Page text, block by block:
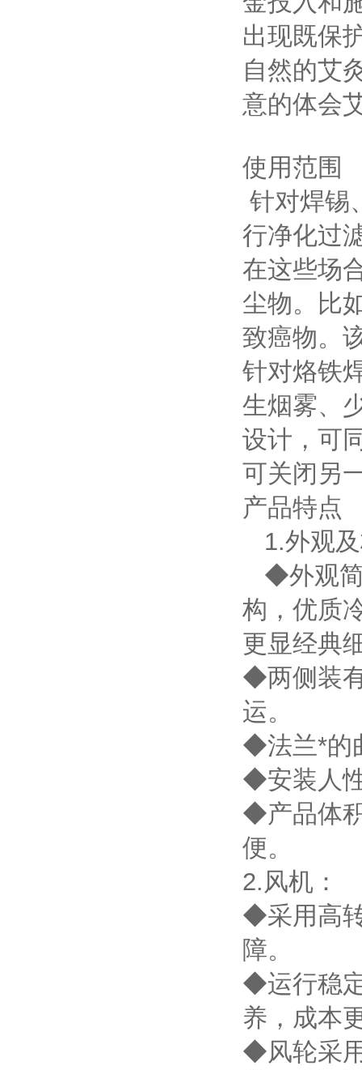
出现既保
自然的艾
意的体会
使用范围
针对焊锡
行净化过
在这些场
尘物。比
致癌物。
针对烙铁
生烟雾、
设计，可
可关闭另
产品特点
1.外观
◆外观简
构，优质
更显经典
◆两侧装
运。
◆法兰*的
◆安装人
◆产品体
便。
2.风机：
◆采用高
障。
◆运行稳
养，成本
◆风轮采